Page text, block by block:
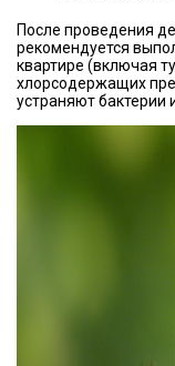
После проведения
рекомендуется
квартире (включая
хлорсодержащих
устраняют бактерии